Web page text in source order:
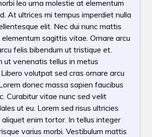
leo urna molestie at elementum
At ultrices mi tempus imperdiet nulla
elit. Nec dui nunc mattis
sagittis vitae. Ornare arcu
felis bibendum ut tristique et.
ut venenatis tellus in metus
volutpat sed cras ornare arcu
donec massa sapien faucibus
Curabitur vitae nunc sed velit
ut eu. Lorem sed risus ultricies
enim tortor. In tellus integer
varius morbi. Vestibulum mattis